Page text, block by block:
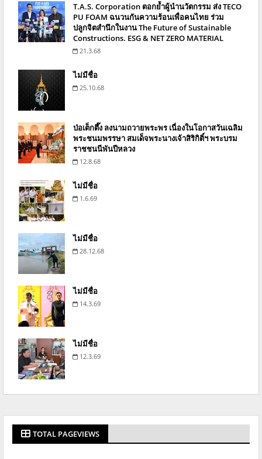
T.A.S. Corporation ตอกย้ำผู้นำนวัตกรรม ส่ง TECO
PU FOAM ฉนวนกันความร้อนเพื่อคนไทย ร่วม
ปลูกจิตสำนึกในงาน The Future of Sustainable
Constructions. ESG & NET ZERO MATERIAL
21.3.68
ไม่มีชื่อ
25.10.68
ป่อเต็กตึ๊ง ลงนามถวายพระพร เนื่องในโอกาสวันเฉลิม
พระชนมพรรษา สมเด็จพระนางเจ้าสิริกิติ์ฯ พระบรม
ราชชนนีพันปีหลวง
12.8.68
ไม่มีชื่อ
1.6.69
ไม่มีชื่อ
28.12.68
ไม่มีชื่อ
14.3.69
ไม่มีชื่อ
12.3.69
TOTAL PAGEVIEWS